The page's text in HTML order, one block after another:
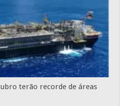
terão recorde de áreas